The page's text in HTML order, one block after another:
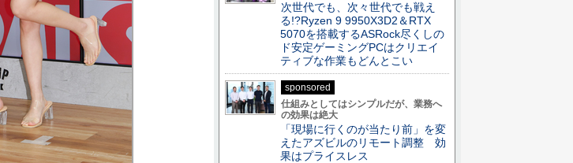
次世代でも、次々世代でも戦え
る!?Ryzen 9 9950X3D2＆RTX
5070を搭載するASRock尽くしの
ド安定ゲーミングPCはクリエイ
ティブな作業もどんとこい
sponsored
仕組みとしてはシンプルだが、業務へ
の効果は絶大
「現場に行くのが当たり前」を変
えたアズビルのリモート調整 効
果はプライスレス